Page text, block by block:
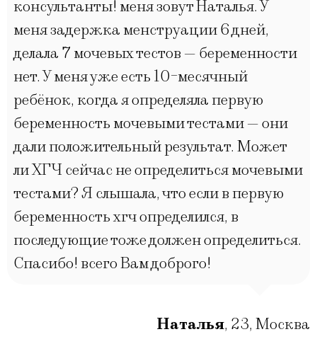
консультанты! меня зовут Наталья. У
меня задержка менструации 6 дней,
делала 7 мочевых тестов — беременности
нет. У меня уже есть 10-месячный
ребёнок, когда я определяла первую
беременность мочевыми тестами — они
дали положительный результат. Может
ли ХГЧ сейчас не определиться мочевыми
тестами? Я слышала, что если в первую
беременность хгч определился, в
последующие тоже должен определиться.
Спасибо! всего Вам доброго!
Наталья, 23, Москва